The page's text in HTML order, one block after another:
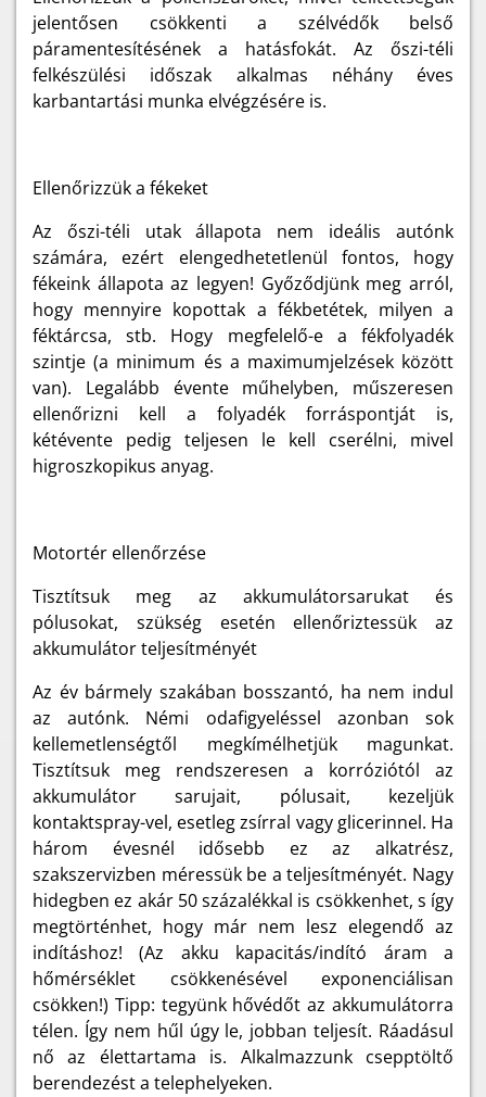
jelentősen csökkenti a szélvédők belső
páramentesítésének a hatásfokát. Az őszi-téli
felkészülési időszak alkalmas néhány éves
karbantartási munka elvégzésére is.
Ellenőrizzük a fékeket
Az őszi-téli utak állapota nem ideális autónk
számára, ezért elengedhetetlenül fontos, hogy
fékeink állapota az legyen! Győződjünk meg arról,
hogy mennyire kopottak a fékbetétek, milyen a
féktárcsa, stb. Hogy megfelelő-e a fékfolyadék
szintje (a minimum és a maximumjelzések között
van). Legalább évente műhelyben, műszeresen
ellenőrizni kell a folyadék forráspontját is,
kétévente pedig teljesen le kell cserélni, mivel
higroszkopikus anyag.
Motortér ellenőrzése
Tisztítsuk meg az akkumulátorsarukat és
pólusokat, szükség esetén ellenőriztessük az
akkumulátor teljesítményét
Az év bármely szakában bosszantó, ha nem indul
az autónk. Némi odafigyeléssel azonban sok
kellemetlenségtől megkímélhetjük magunkat.
Tisztítsuk meg rendszeresen a korróziótól az
akkumulátor sarujait, pólusait, kezeljük
kontaktspray-vel, esetleg zsírral vagy glicerinnel. Ha
három évesnél idősebb ez az alkatrész,
szakszervizben méressük be a teljesítményét. Nagy
hidegben ez akár 50 százalékkal is csökkenhet, s így
megtörténhet, hogy már nem lesz elegendő az
indításhoz! (Az akku kapacitás/indító áram a
hőmérséklet csökkenésével exponenciálisan
csökken!) Tipp: tegyünk hővédőt az akkumulátorra
télen. Így nem hűl úgy le, jobban teljesít. Ráadásul
nő az élettartama is. Alkalmazzunk csepptöltő
berendezést a telephelyeken.